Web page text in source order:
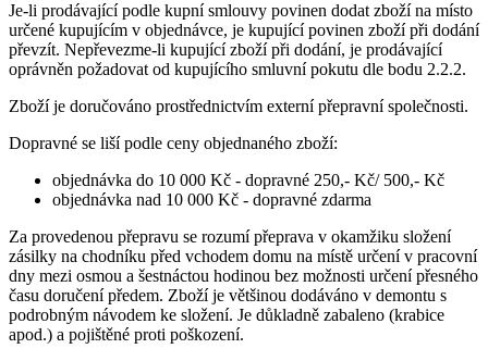
Je-li prodávající podle kupní smlouvy povinen dodat zboží na místo
určené kupujícím v objednávce, je kupující povinen zboží při dodání
převzít. Nepřevezme-li kupující zboží při dodání, je prodávající
oprávněn požadovat od kupujícího smluvní pokutu dle bodu 2.2.2.
Zboží je doručováno prostřednictvím externí přepravní společnosti.
Dopravné se liší podle ceny objednaného zboží:
objednávka do 10 000 Kč - dopravné 250,- Kč/ 500,- Kč
objednávka nad 10 000 Kč - dopravné zdarma
Za provedenou přepravu se rozumí přeprava v okamžiku složení
zásilky na chodníku před vchodem domu na místě určení v pracovní
dny mezi osmou a šestnáctou hodinou bez možnosti určení přesného
času doručení předem. Zboží je většinou dodáváno v demontu s
podrobným návodem ke složení. Je důkladně zabaleno (krabice
apod.) a pojištěné proti poškození.